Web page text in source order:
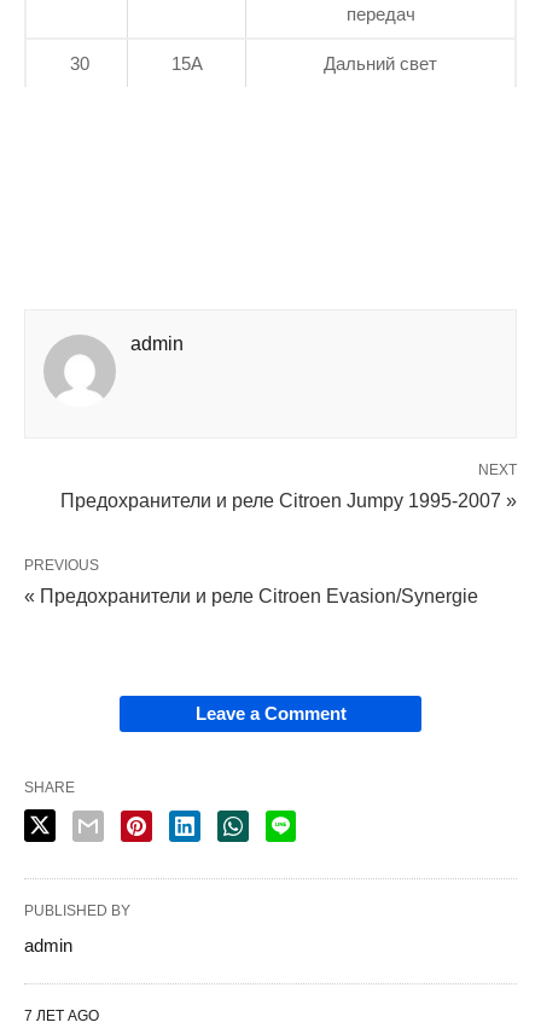
передач
30 15А Дальний свет
admin
NEXT
Предохранители и реле Citroen Jumpy 1995-2007 »
PREVIOUS
« Предохранители и реле Citroen Evasion/Synergie
Leave a Comment
SHARE
PUBLISHED BY
admin
7 ЛЕТ AGO